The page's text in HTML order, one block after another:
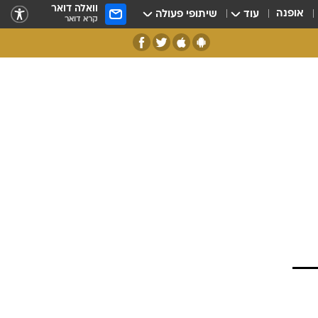
אופנה עוד שיתופי פעולה וואלה דואר
קרא דואר